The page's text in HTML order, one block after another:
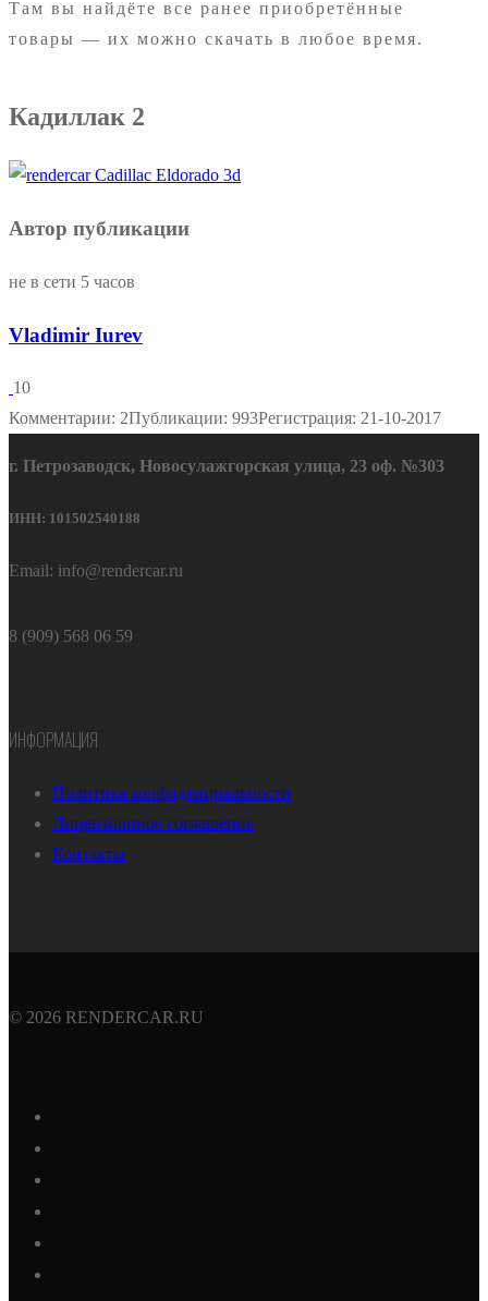
Там вы найдёте все ранее приобретённые
товары — их можно скачать в любое время.
Кадиллак 2
Автор публикации
не в сети 5 часов
Vladimir Iurev
10
Комментарии: 2Публикации: 993Регистрация: 21-10-2017
г. Петрозаводск, Новосулажгорская улица, 23 оф. №303
ИНН: 101502540188
Email: info@rendercar.ru
8 (909) 568 06 59
ИНФОРМАЦИЯ
Политика конфиденциальности
Лицензионное соглашение
Контакты
© 2026 RENDERCAR.RU